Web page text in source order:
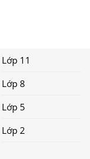
Lớp 11
Lớp 8
Lớp 5
Lớp 2